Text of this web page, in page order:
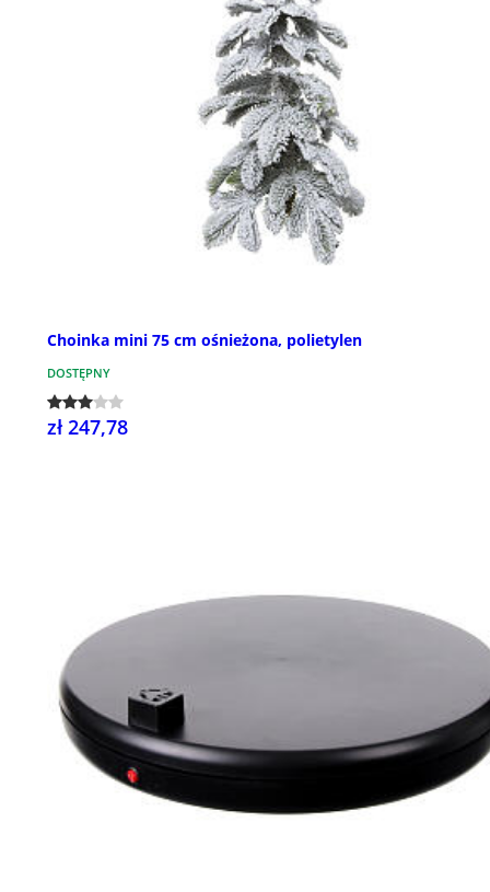
Choinka mini 75 cm ośnieżona, polietylen
DOSTĘPNY
zł 247,78